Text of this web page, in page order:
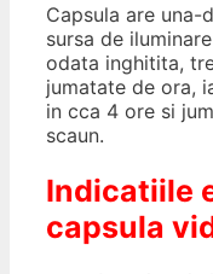
Capsula are una-
sursa de
odata inghitita,
jumatate de ora,
in cca 4 ore si
scaun.
Indicatiile
capsula